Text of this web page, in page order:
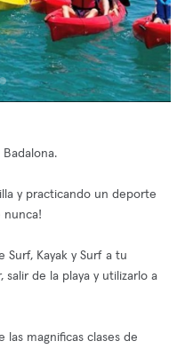
Badalona.
y practicando un deporte
nunca!
Surf, Kayak y Surf a tu
salir de la playa y utilizarlo a
magnificas clases de